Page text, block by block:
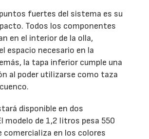
fuertes del sistema es su
Todos los componentes
en el interior de la olla,
espacio necesario en la
la tapa inferior cumple una
al poder utilizarse como taza
disponible en dos
modelo de 1,2 litros pesa 550
comercializa en los colores